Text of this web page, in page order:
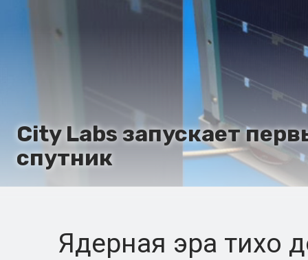
City Labs запускает
спутник
Ядерная эра тихо